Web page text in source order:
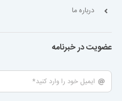
درباره ما
عضویت در خبرنامه